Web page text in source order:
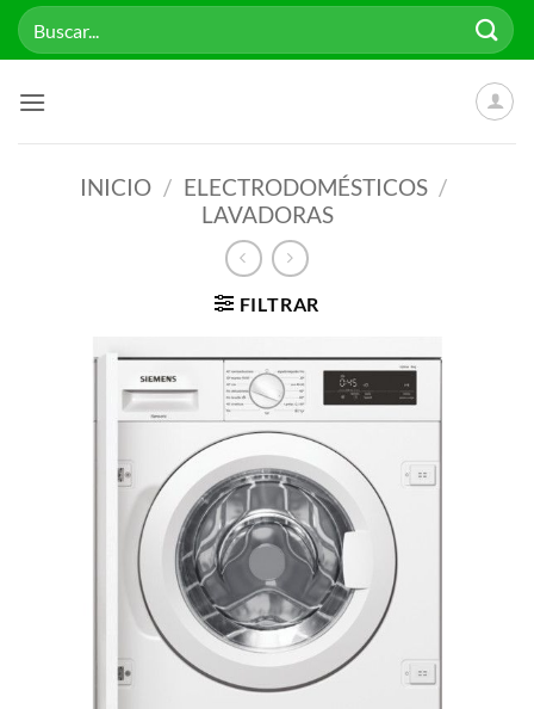
Saltar
Buscar
por:
INICIO / ELECTRODOMÉSTICOS /
LAVADORAS
FILTRAR